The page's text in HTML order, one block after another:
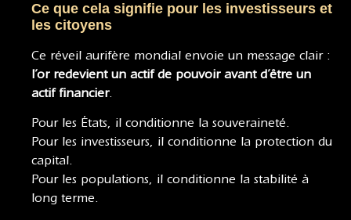
Ce que cela signifie pour les investisseurs et
les citoyens
Ce réveil aurifère mondial envoie un message clair :
l’or redevient un actif de pouvoir avant d’être un
actif financier.
Pour les États, il conditionne la souveraineté.
Pour les investisseurs, il conditionne la protection du
capital.
Pour les populations, il conditionne la stabilité à
long terme.